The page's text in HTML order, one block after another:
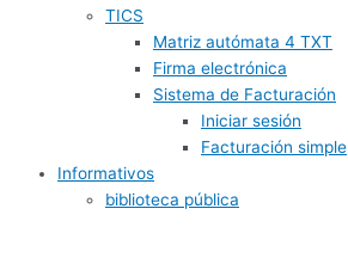
TICS
Matriz autómata 4 TXT
Firma electrónica
Sistema de Facturación
Iniciar sesión
Facturación simple
Informativos
biblioteca pública